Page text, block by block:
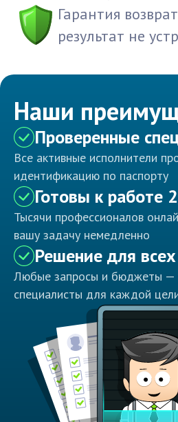
Гарантия
результат не
Наши
Проверенные
Все активные исполнители
идентификацию по паспорту
Готовы к работе
Тысячи профессионалов
вашу задачу немедленно
Решение для
Любые запросы и бюджеты —
специалисты для каждой